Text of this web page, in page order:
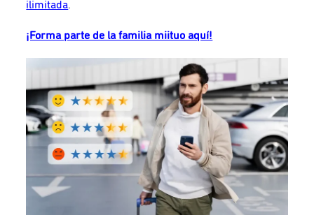
ilimitada.
¡Forma parte de la familia miituo aquí!